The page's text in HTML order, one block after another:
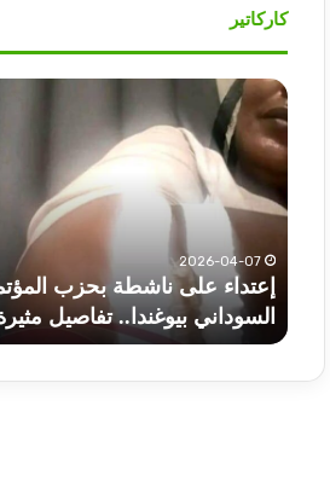
كاركاتير
إعتداء
على
ناشطة
بحزب
المؤتمر
السوداني
تفاصيل
مثيرة
2026-04-07
إعتداء على ناشطة بحزب المؤتمر
السوداني بيوغندا.. تفاصيل مثيرة